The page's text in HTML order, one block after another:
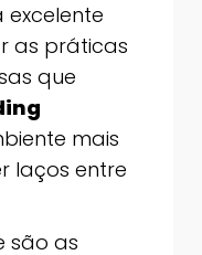
as práticas
que
mais
laços entre
são as